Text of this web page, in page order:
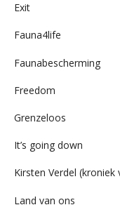
Exit
Fauna4life
Faunabescherming
Freedom
Grenzeloos
It’s going down
Kirsten Verdel (kroniek
Land van ons